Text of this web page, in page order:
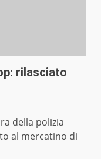
rilasciato
della polizia
al mercatino di